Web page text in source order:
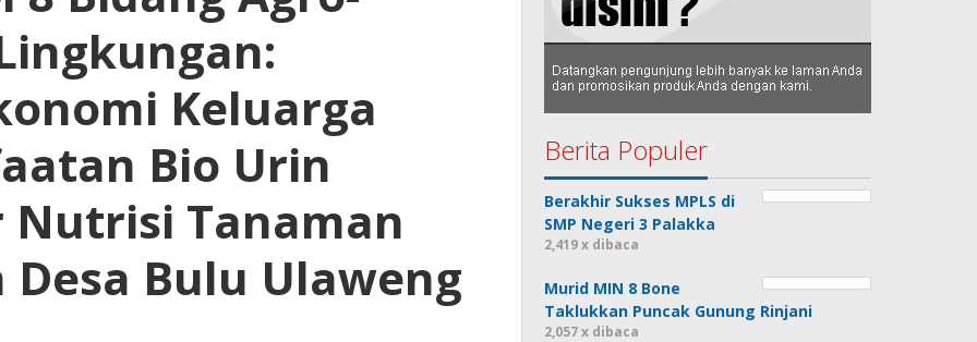
Keluarga
Bio Urin
Nutrisi Tanaman
Bulu Ulaweng
Berita Populer
Berakhir Sukses MPLS di
SMP Negeri 3 Palakka
2,419 x dibaca
Murid MIN 8 Bone
Taklukkan Puncak Gunung Rinjani
2,057 x dibaca